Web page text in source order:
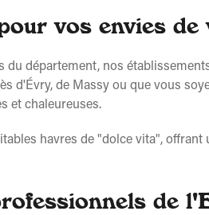
vos envies de
département, nos
d'Évry, de Massy ou que vous
et chaleureuses.
havres de "dolce vita", offrant
de